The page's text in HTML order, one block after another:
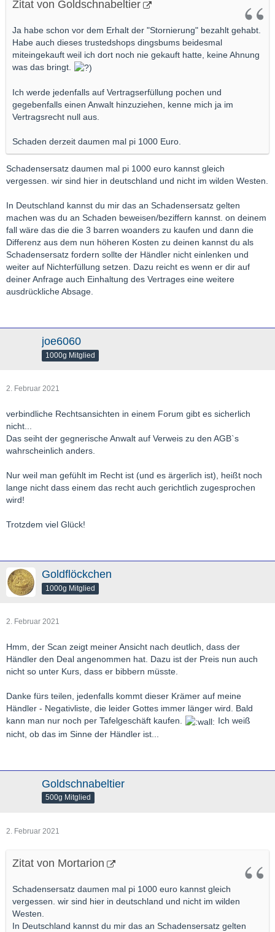
Zitat von Goldschnabeltier
Ja habe schon vor dem Erhalt der "Stornierung" bezahlt gehabt.
Habe auch dieses trustedshops dingsbums beidesmal
miteingekauft weil ich dort noch nie gekauft hatte, keine Ahnung
was das bringt.
Ich werde jedenfalls auf Vertragserfüllung pochen und
gegebenfalls einen Anwalt hinzuziehen, kenne mich ja im
Vertragsrecht null aus.
Schaden derzeit daumen mal pi 1000 Euro.
Schadensersatz daumen mal pi 1000 euro kannst gleich
vergessen. wir sind hier in deutschland und nicht im wilden Westen.
In Deutschland kannst du mir das an Schadensersatz gelten
machen was du an Schaden beweisen/beziffern kannst. on deinem
fall wäre das die die 3 barren woanders zu kaufen und dann die
Differenz aus dem nun höheren Kosten zu deinen kannst du als
Schadensersatz fordern sollte der Händler nicht einlenken und
weiter auf Nichterfüllung setzen. Dazu reicht es wenn er dir auf
deiner Anfrage auch Einhaltung des Vertrages eine weitere
ausdrückliche Absage.
joe6060
1000g Mitglied
2. Februar 2021
verbindliche Rechtsansichten in einem Forum gibt es sicherlich
nicht...
Das seiht der gegnerische Anwalt auf Verweis zu den AGB`s
wahrscheinlich anders.
Nur weil man gefühlt im Recht ist (und es ärgerlich ist), heißt noch
lange nicht dass einem das recht auch gerichtlich zugesprochen
wird!
Trotzdem viel Glück!
Goldflöckchen
1000g Mitglied
2. Februar 2021
Hmm, der Scan zeigt meiner Ansicht nach deutlich, dass der
Händler den Deal angenommen hat. Dazu ist der Preis nun auch
nicht so unter Kurs, dass er bibbern müsste.
Danke fürs teilen, jedenfalls kommt dieser Krämer auf meine
Händler - Negativliste, die leider Gottes immer länger wird. Bald
kann man nur noch per Tafelgeschäft kaufen.
Ich weiß
nicht, ob das im Sinne der Händler ist...
Goldschnabeltier
500g Mitglied
2. Februar 2021
Zitat von Mortarion
Schadensersatz daumen mal pi 1000 euro kannst gleich
vergessen. wir sind hier in deutschland und nicht im wilden
Westen.
In Deutschland kannst du mir das an Schadensersatz gelten